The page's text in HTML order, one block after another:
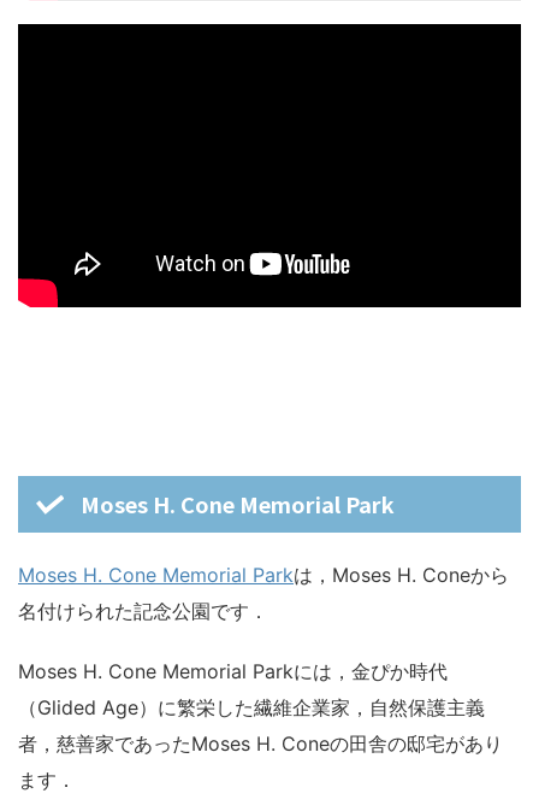
Moses H. Cone Memorial Park
Moses H. Cone Memorial Parkは，Moses H. Coneから
名付けられた記念公園です．
Moses H. Cone Memorial Parkには，金ぴか時代
（Glided Age）に繁栄した繊維企業家，自然保護主義
者，慈善家であったMoses H. Coneの田舎の邸宅があり
ます．